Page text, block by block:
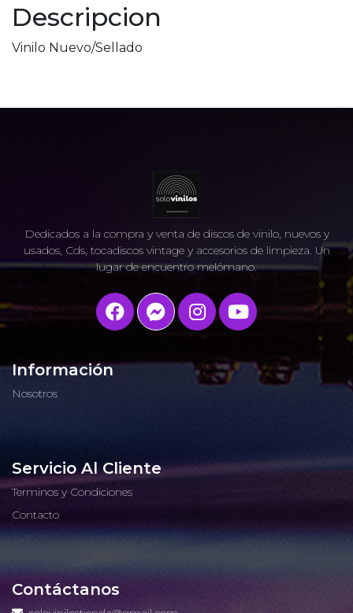
Descripcion
Vinilo Nuevo/Sellado
Dedicados a la compra y venta de discos de vinilo, nuevos y
usados, Cds, tocadiscos vintage y accesorios de limpieza. Un
lugar de encuentro melómano.
Información
Nosotros
Servicio Al Cliente
Terminos y Condiciones
Contacto
Contáctanos